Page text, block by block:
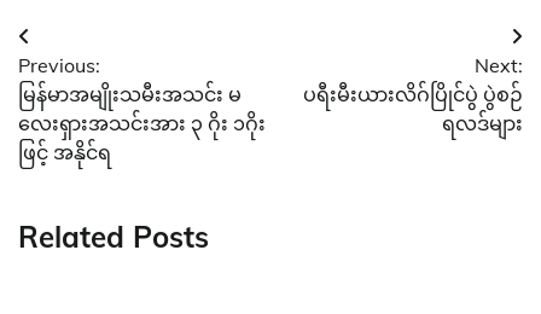
Post
navigation
Previous:
မြန်မာအမျိုးသမီးအသင်း မ
လေးရှားအသင်းအား ၃ ဂိုး ၁ဂိုး
ဖြင့် အနိုင်ရ
Next:
ပရီးမီးယားလိဂ်ပြိုင်ပွဲ ပွဲစဉ်
ရလဒ်များ
Related Posts